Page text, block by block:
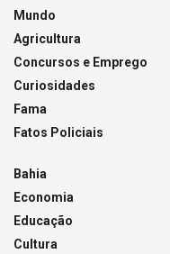
Mundo
Agricultura
Concursos e Emprego
Curiosidades
Fama
Fatos Policiais
Bahia
Economia
Educação
Cultura